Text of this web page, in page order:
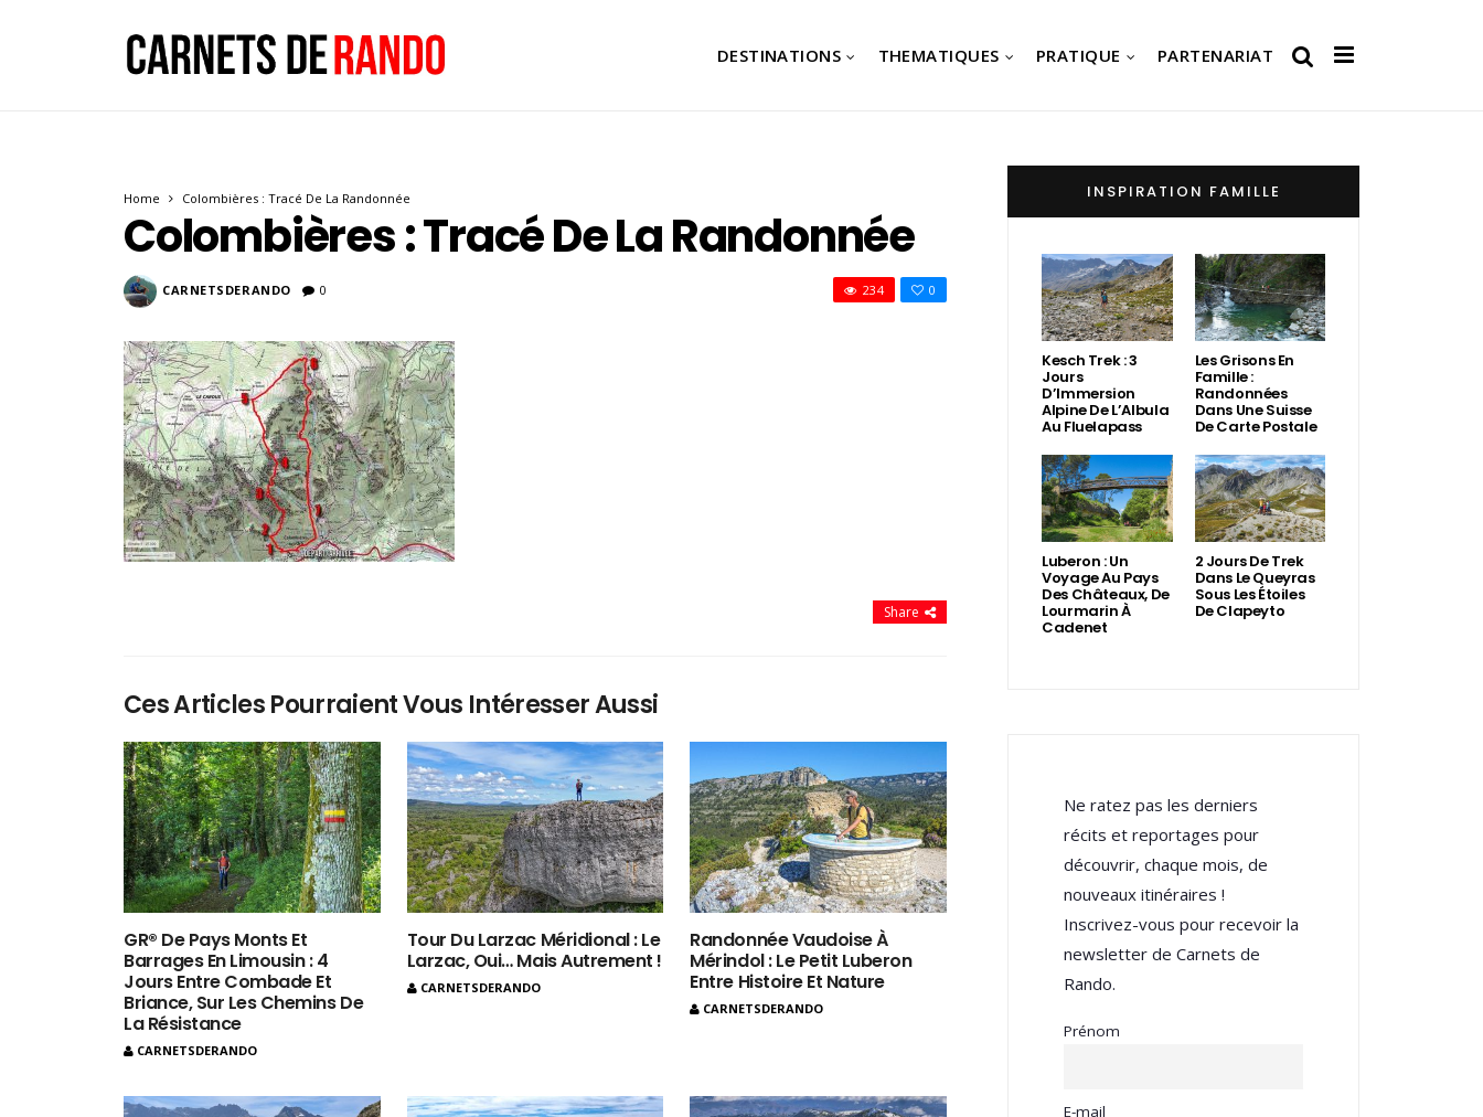
DESTINATIONS THEMATIQUES PRATIQUE PARTENARIAT
Home Colombières : Tracé De La Randonnée
Colombières : Tracé De La Randonnée
CARNETSDERANDO 0 0
234
Share
Ces Articles Pourraient Vous Intéresser Aussi
GR® De Pays Monts Et
Barrages En Limousin : 4
Jours Entre Combade Et
Briance, Sur Les Chemins De
La Résistance
CARNETSDERANDO
Tour Du Larzac Méridional : Le
Larzac, Oui… Mais Autrement !
CARNETSDERANDO
Randonnée Vaudoise À
Mérindol : Le Petit Luberon
Entre Histoire Et Nature
CARNETSDERANDO
INSPIRATION FAMILLE
Kesch Trek : 3
Jours
D’Immersion
Alpine De L’Albula
Au Fluelapass
Les Grisons En
Famille :
Randonnées
Dans Une Suisse
De Carte Postale
Luberon : Un
Voyage Au Pays
Des Châteaux, De
Lourmarin À
Cadenet
2 Jours De Trek
Dans Le Queyras
Sous Les Étoiles
De Clapeyto
Ne ratez pas les derniers
récits et reportages pour
découvrir, chaque mois, de
nouveaux itinéraires !
Inscrivez-vous pour recevoir la
newsletter de Carnets de
Rando.
Prénom
E-mail